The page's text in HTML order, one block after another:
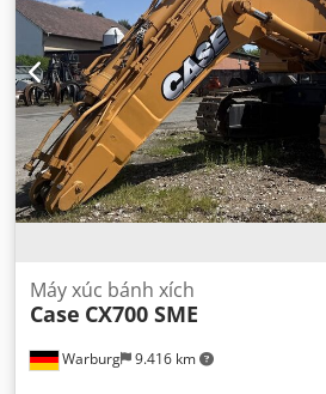
Warburg 9.416 km
Máy xúc bánh xích
Case CX700 SME